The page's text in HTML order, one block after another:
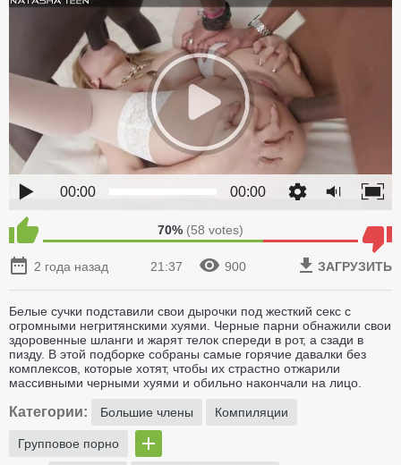
00:00 00:00
70% (58 votes)
2 года назад 21:37 900 ЗАГРУЗИТЬ
Белые сучки подставили свои дырочки под жесткий секс с
огромными негритянскими хуями. Черные парни обнажили свои
здоровенные шланги и жарят телок спереди в рот, а сзади в
пизду. В этой подборке собраны самые горячие давалки без
комплексов, которые хотят, чтобы их страстно отжарили
массивными черными хуями и обильно накончали на лицо.
Категории: Большие члены Компиляции
Групповое порно